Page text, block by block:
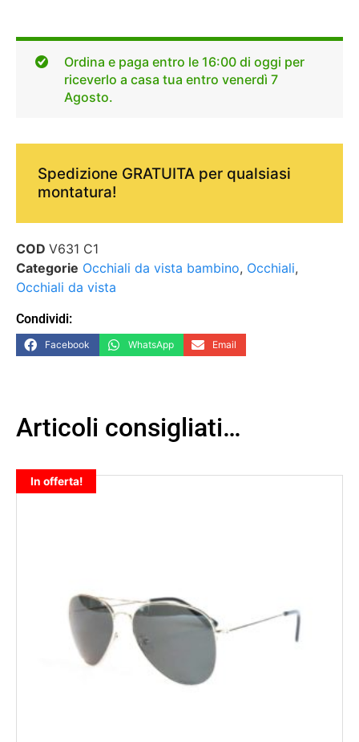
Ordina e paga entro le 16:00 di oggi per
riceverlo a casa tua entro venerdì 7
Agosto.
Spedizione GRATUITA per qualsiasi
montatura!
COD V631 C1
Categorie Occhiali da vista bambino, Occhiali,
Occhiali da vista
Condividi:
Facebook WhatsApp Email
Articoli consigliati…
In offerta!